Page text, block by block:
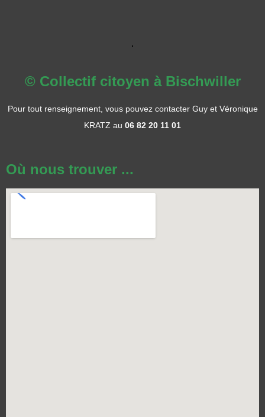
© Collectif citoyen à Bischwiller
Pour tout renseignement, vous pouvez contacter Guy et Véronique
KRATZ au 06 82 20 11 01
Où nous trouver ...